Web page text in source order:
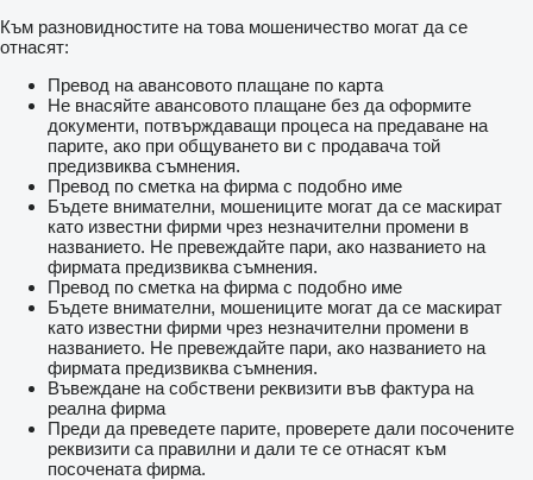
Към разновидностите на това мошеничество могат да се
отнасят:
Превод на авансовото плащане по карта
Не внасяйте авансовото плащане без да оформите
документи, потвърждаващи процеса на предаване на
парите, ако при общуването ви с продавача той
предизвиква съмнения.
Превод по сметка на фирма с подобно име
Бъдете внимателни, мошениците могат да се маскират
като известни фирми чрез незначителни промени в
названието. Не превеждайте пари, ако названието на
фирмата предизвиква съмнения.
Превод по сметка на фирма с подобно име
Бъдете внимателни, мошениците могат да се маскират
като известни фирми чрез незначителни промени в
названието. Не превеждайте пари, ако названието на
фирмата предизвиква съмнения.
Въвеждане на собствени реквизити във фактура на
реална фирма
Преди да преведете парите, проверете дали посочените
реквизити са правилни и дали те се отнасят към
посочената фирма.